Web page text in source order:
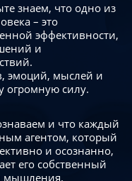
знаем, что одно из
– это
эффективности,
и
эмоций, мыслей и
огромную силу.
и что каждый
агентом, который
и осознанно,
его собственный
мышления.